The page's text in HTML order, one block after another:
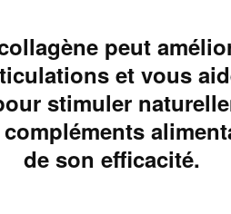
peut
et vous
stimuler
de son efficacité.